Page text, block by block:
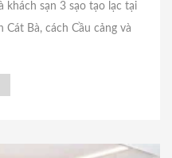
khách sạn 3 sạo tạo lạc tại
Bà, cách Cầu cảng và